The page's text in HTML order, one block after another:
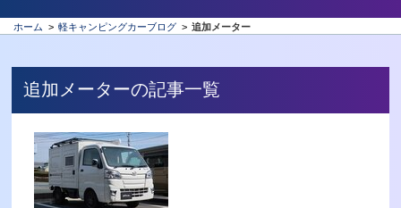
ホーム > 軽キャンピングカーブログ > 追加メーター
追加メーターの記事一覧